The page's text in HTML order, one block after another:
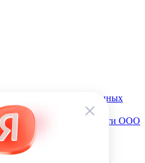
персональных данных
конфиденциальности ООО